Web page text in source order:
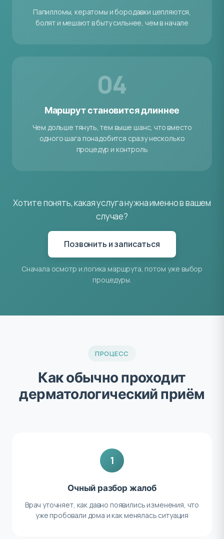
Папилломы, кератомы и бородавки цепляются,
болят и мешают в быту сильнее, чем в начале
04
Маршрут становится длиннее
Чем дольше тянуть, тем выше шанс, что вместо
одного шага понадобится сразу несколько
процедур и контроль
Хотите понять, какая услуга нужна именно в вашем
случае?
Позвонить и записаться
Сначала осмотр и логика маршрута, потом уже выбор
процедуры.
ПРОЦЕСС
Как обычно проходит
дерматологический приём
1
Очный разбор жалоб
Врач уточняет, как давно появились изменения, что
уже пробовали дома и как менялась ситуация